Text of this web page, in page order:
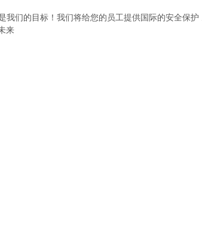
们的目标！我们将给您的员工提供国际的安全保护
来